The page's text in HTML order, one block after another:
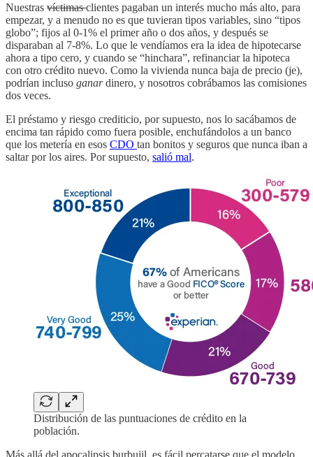
Nuestras víctimasclientes pagaban un interés mucho más alto, para
empezar, y a menudo no es que tuvieran tipos variables, sino “tipos
globo”; fijos al 0-1% el primer año o dos años, y después se
disparaban al 7-8%. Lo que le vendíamos era la idea de hipotecarse
ahora a tipo cero, y cuando se “hinchara”, refinanciar la hipoteca
con otro crédito nuevo. Como la vivienda nunca baja de precio (je),
podrían incluso ganardinero, y nosotros cobrábamos las comisiones
dos veces.
El préstamo y riesgo crediticio, por supuesto, nos lo sacábamos de
encima tan rápido como fuera posible, enchufándolos a un banco
que los metería en esos CDO tan bonitos y seguros que nunca iban a
saltar por los aires. Por supuesto, salió mal.
Distribución de las puntuaciones de crédito en la
población.
Más allá del apocalipsis burbujil, es fácil percatarse que el modelo